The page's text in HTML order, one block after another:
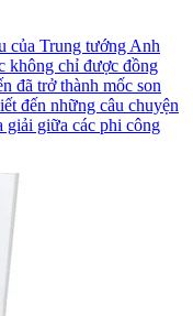
của Trung tướng Anh
không chỉ được đồng
đã trở thành mốc son
đến những câu chuyện
giải giữa các phi công